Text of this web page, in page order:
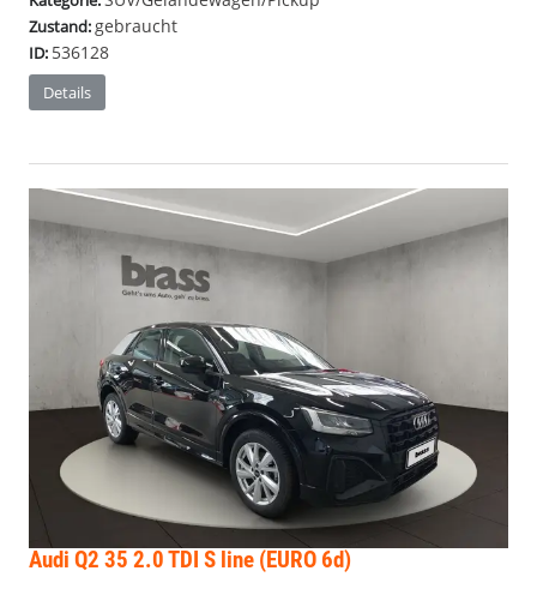
Zustand:gebraucht
ID: 536128
Details
Audi Q2 35 2.0 TDI S line (EURO 6d)